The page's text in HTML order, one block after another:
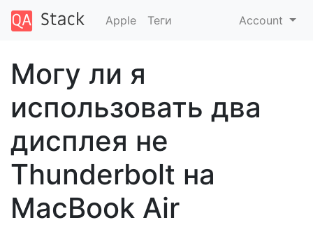
Apple Теги Account
Могу ли я
использовать два
дисплея не
Thunderbolt на
MacBook Air